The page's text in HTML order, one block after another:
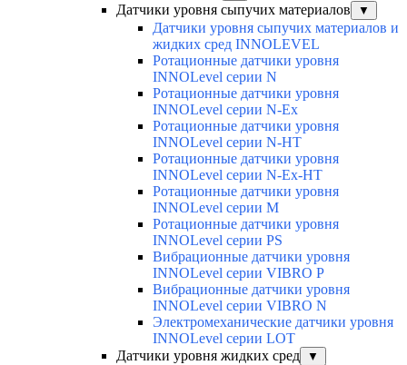
Датчики уровня сыпучих материалов ▼
Датчики уровня сыпучих материалов и
жидких сред INNOLEVEL
Ротационные датчики уровня
INNOLevel серии N
Ротационные датчики уровня
INNOLevel серии N-Ex
Ротационные датчики уровня
INNOLevel серии N-HT
Ротационные датчики уровня
INNOLevel серии N-Ex-HT
Ротационные датчики уровня
INNOLevel серии M
Ротационные датчики уровня
INNOLevel серии PS
Вибрационные датчики уровня
INNOLevel серии VIBRO P
Вибрационные датчики уровня
INNOLevel серии VIBRO N
Электромеханические датчики уровня
INNOLevel серии LOT
Датчики уровня жидких сред
▼